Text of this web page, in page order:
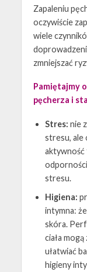
Zapaleniu
oczywiście
wiele
zmniejszać
Pamiętajmy
pęcherza i
Stres: nie
stresu, ale
aktywność
stresu.
Higiena:
intymna:
skóra.
ciała
ułatwiać
higieny